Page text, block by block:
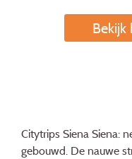
Bekijk
Citytrips Siena Siena:
gebouwd. De nauwe